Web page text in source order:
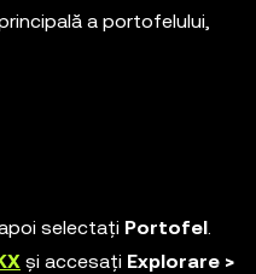
a portofelului,
selectați Portofel.
și accesați Explorare >